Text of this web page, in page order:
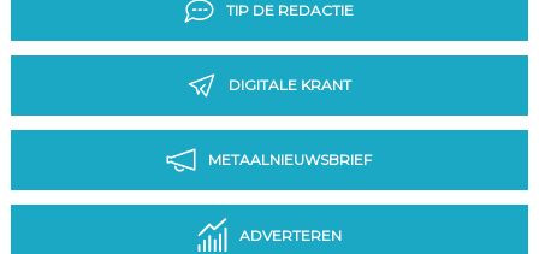
TIP DE REDACTIE
DIGITALE KRANT
METAALNIEUWSBRIEF
ADVERTEREN